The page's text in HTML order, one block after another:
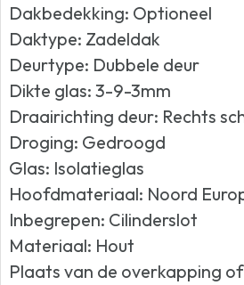
Dakbedekking: Optioneel
Daktype: Zadeldak
Deurtype: Dubbele deur
Dikte glas: 3-9-3mm
Draairichting deur: Rechts
Droging: Gedroogd
Glas: Isolatieglas
Hoofdmateriaal: Noord
Inbegrepen: Cilinderslot
Materiaal: Hout
Plaats van de overkapping